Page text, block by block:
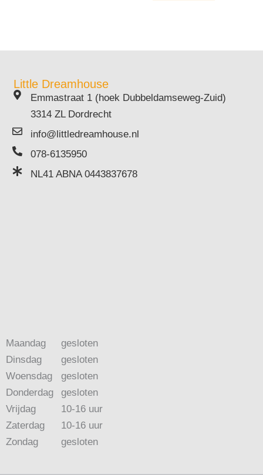
Little Dreamhouse
Emmastraat 1 (hoek Dubbeldamseweg-Zuid)
3314 ZL Dordrecht
info@littledreamhouse.nl
078-6135950
NL41 ABNA 0443837678
Maandag
Dinsdag
Woensdag
Donderdag
Vrijdag
Zaterdag
Zondag
gesloten
gesloten
gesloten
gesloten
10-16 uur
10-16 uur
gesloten